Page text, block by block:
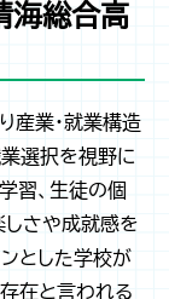
海総合高
産業・就業構造
選択を視野に
習、生徒の個
しさや成就感を
とした学校が
在と言われる